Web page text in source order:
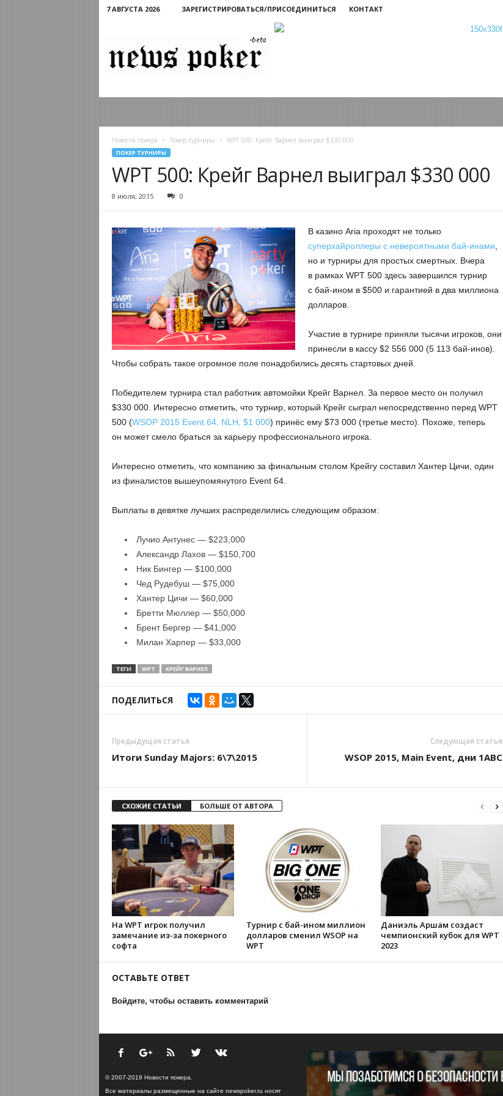
7 АВГУСТА 2026 ЗАРЕГИСТРИРОВАТЬСЯ/ПРИСОЕДИНИТЬСЯ КОНТАКТ
Новости покера Покер турниры WPT 500: Крейг Варнел выиграл $330 000
ПОКЕР ТУРНИРЫ
WPT 500: Крейг Варнел выиграл $330 000
8 июля, 2015 0
В казино Aria проходят не только
суперхайроллеры с невероятными бай-инами
но и турниры для простых смертных. Вчера
в рамках WPT 500 здесь завершился турнир
с бай-ином в $500 и гарантией в два миллиона
долларов.
Участие в турнире приняли тысячи игроков, они
принесли в кассу $2 556 000 (5 113 бай-инов).
Чтобы собрать такое огромное поле понадобились десять стартовых дней.
Победителем турнира стал работник автомойки Крейг Варнел. За первое место он получил
$330 000. Интересно отметить, что турнир, который Крейг сыграл непосредственно перед WPT
500 (WSOP 2015 Event 64, NLH, $1 000) принёс ему $73 000 (третье место). Похоже, теперь
он может смело браться за карьеру профессионального игрока.
Интересно отметить, что компанию за финальным столом Крейгу составил Хантер Цичи, один
из финалистов вышеупомянутого Event 64.
Выплаты в девятке лучших распределились следующим образом:
Лучио Антунес — $223,000
Александр Лахов — $150,700
Ник Бингер — $100,000
Чед Рудебуш — $75,000
Хантер Цичи — $60,000
Бретти Мюллер — $50,000
Брент Бергер — $41,000
Милан Харпер — $33,000
ТЕГИ WPT КРЕЙГ ВАРНЕЛ
ПОДЕЛИТЬСЯ
Предыдущая статья
Итоги Sunday Majors: 6\7\2015
Следующая статья
WSOP 2015, Main Event, дни 1АBC
СХОЖИЕ СТАТЬИ БОЛЬШЕ ОТ АВТОРА
На WPT игрок получил
замечание из-за покерного
софта
Турнир с бай-ином миллион
долларов сменил WSOP на
WPT
Даниэль Аршам создаст
чемпионский кубок для WPT
2023
ОСТАВЬТЕ ОТВЕТ
Войдите, чтобы оставить комментарий
© 2007-2019 Новости покера.
Все материалы размещенные на сайте newspoker.ru носят